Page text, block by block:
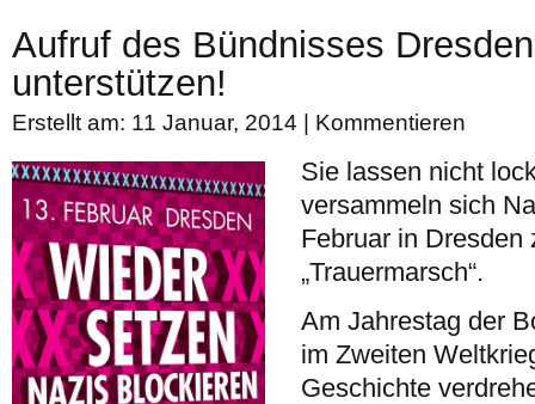
Aufruf des Bündnisses
unterstützen!
Erstellt am: 11 Januar, 2014 | Kommentieren
Sie lassen nicht
versammeln sich
Februar in Dresden
„Trauermarsch“.
Am Jahrestag der
im Zweiten
Geschichte